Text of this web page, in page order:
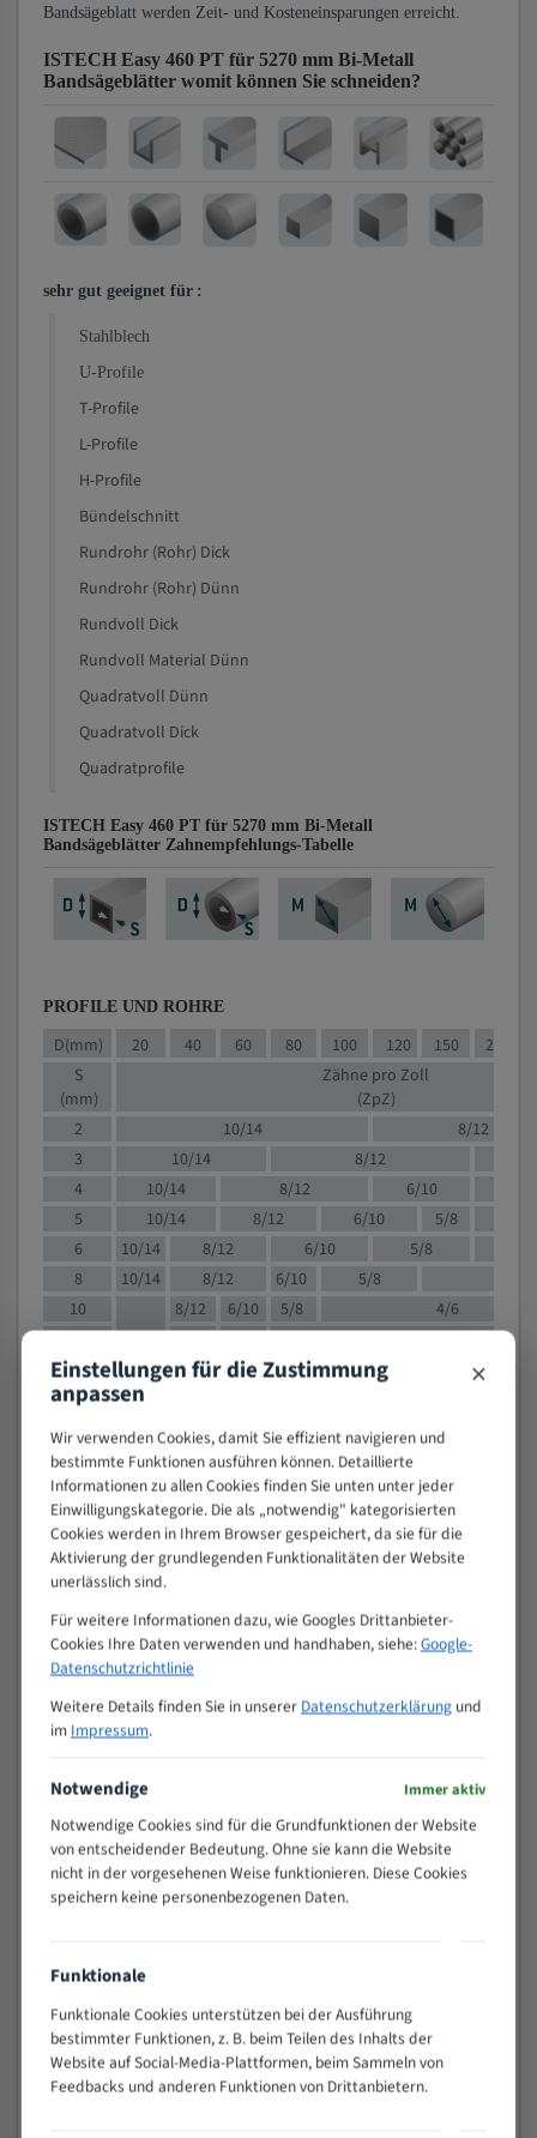
Bandsägeblatt werden Zeit- und Kosteneinsparungen erreicht.
ISTECH Easy 460 PT für 5270 mm Bi-Metall
Bandsägeblätter womit können Sie schneiden?
sehr gut geeignet für :
Stahlblech
U-Profile
T-Profile
L-Profile
H-Profile
Bündelschnitt
Rundrohr (Rohr) Dick
Rundrohr (Rohr) Dünn
Rundvoll Dick
Rundvoll Material Dünn
Quadratvoll Dünn
Quadratvoll Dick
Quadratprofile
ISTECH Easy 460 PT für 5270 mm Bi-Metall
Bandsägeblätter Zahnempfehlungs-Tabelle
PROFILE UND ROHRE
D(mm) 20 40 60 80 100 120 150 200
S
(mm)
Zähne pro Zoll
(ZpZ)
2
10/14
8/12
3
10/14 8/12
4
10/14 8/12 6/10
5
10/14 8/12 6/10
5/8
6
10/14 8/12 6/10
5/8
8
10/14 8/12 6/10 5/8
10
8/12 6/10 5/8
4/6
15
8/12 6/10
4/5
20
30
4/5
50
80
> 100
VOLLMATERIAL
M (mm)
Zoll (ZpZ))
>
25
10/14
15 - 40
8/12
25 - 50
50 - 120
80 - 180
3/4
130 -
350
2/3
200 -
> 500
0,75/1,25
Vorteile:
Einstellungen für die Zustimmung
anpassen ×
Wir verwenden Cookies, damit Sie effizient navigieren und
bestimmte Funktionen ausführen können. Detaillierte
Informationen zu allen Cookies finden Sie unten unter jeder
Einwilligungskategorie. Die als „notwendig" kategorisierten
Cookies werden in Ihrem Browser gespeichert, da sie für die
Aktivierung der grundlegenden Funktionalitäten der Website
unerlässlich sind.
Für weitere Informationen dazu, wie Googles Drittanbieter-
Cookies Ihre Daten verwenden und handhaben, siehe:Google-
Datenschutzrichtlinie
Weitere Details finden Sie in unserer Datenschutzerklärungund
im Impressum.
Notwendige Immer aktiv
Notwendige Cookies sind für die Grundfunktionen der Website
von entscheidender Bedeutung. Ohne sie kann die Website
nicht in der vorgesehenen Weise funktionieren. Diese Cookies
speichern keine personenbezogenen Daten.
Funktionale
Funktionale Cookies unterstützen bei der Ausführung
bestimmter Funktionen, z. B. beim Teilen des Inhalts der
Website auf Social-Media-Plattformen, beim Sammeln von
Feedbacks und anderen Funktionen von Drittanbietern.